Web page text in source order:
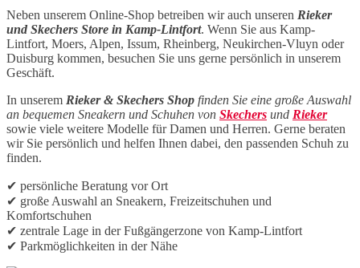
Neben unserem Online-Shop betreiben wir auch unseren Rieker
und Skechers Store in Kamp-Lintfort. Wenn Sie aus Kamp-
Lintfort, Moers, Alpen, Issum, Rheinberg, Neukirchen-Vluyn oder
Duisburg kommen, besuchen Sie uns gerne persönlich in unserem
Geschäft.
In unserem Rieker & Skechers Shop finden Sie eine große Auswahl
an bequemen Sneakern und Schuhen von Skechers und Rieker
sowie viele weitere Modelle für Damen und Herren. Gerne beraten
wir Sie persönlich und helfen Ihnen dabei, den passenden Schuh zu
finden.
✔ persönliche Beratung vor Ort
✔ große Auswahl an Sneakern, Freizeitschuhen und
Komfortschuhen
✔ zentrale Lage in der Fußgängerzone von Kamp-Lintfort
✔ Parkmöglichkeiten in der Nähe